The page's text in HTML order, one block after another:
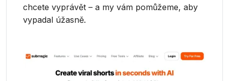
chcete vyprávět – a my vám pomůžeme, aby
vypadal úžasně.